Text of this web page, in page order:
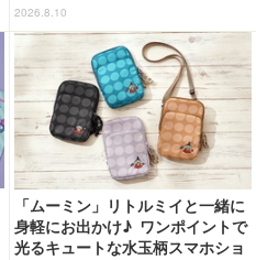
2026.8.10
「ムーミン」リトルミイと一緒に
身軽にお出かけ♪ ワンポイントで
光るキュートな水玉柄スマホショ